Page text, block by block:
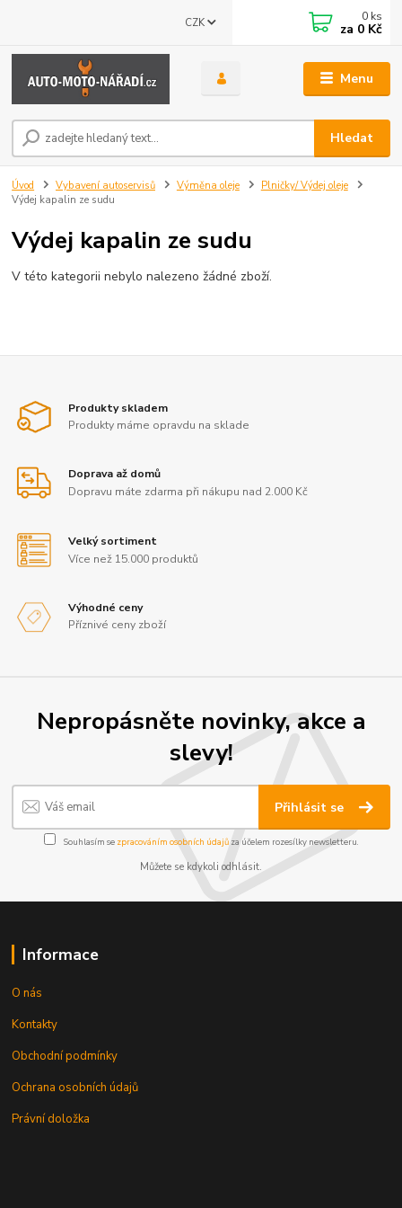
Menu
CZK
Hledat
0 ks
za 0 Kč
Úvod Vybavení autoservisů Výměna oleje
Plničky/ Výdej oleje
Výdej kapalin ze sudu
Výdej kapalin ze sudu
V této kategorii nebylo nalezeno žádné zboží.
Produkty skladem
Produkty máme opravdu na sklade
Doprava až domů
Dopravu máte zdarma při nákupu nad 2.000 Kč
Velký sortiment
Více než 15.000 produktů
Výhodné ceny
Příznivé ceny zboží
Nepropásněte novinky, akce a
slevy!
Přihlásit se
Souhlasím se zpracováním osobních údajůza účelem rozesílky newsletteru.
Můžete se kdykoli odhlásit.
Informace
O nás
Kontakty
Obchodní podmínky
Ochrana osobních údajů
Právní doložka